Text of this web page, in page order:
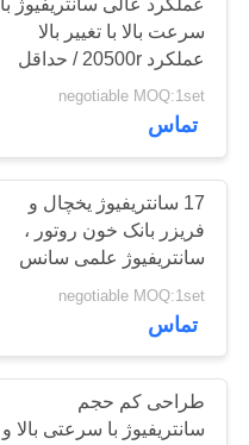
تماس
بگیرید
اخبار
پرونده
VR
سرعت بالا با تغییر بالا
عملکرد 20500r / حداقل
حداکثر. سرعت
negotiable MOQ:1set
تماس
17 سانتریفیوژ یخچال و
فریزر بانک خون روتور ،
سانتریفیوژ علمی سانس
ترمو
negotiable MOQ:1set
تماس
طراحی کم حجم
سانتریفیوژ با سرعتی بالا و